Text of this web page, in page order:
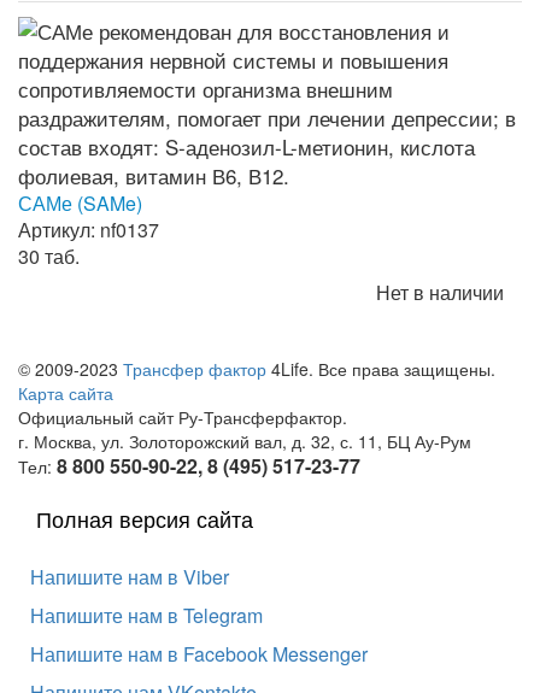
САМе (SAMe)
Артикул: nf0137
30 таб.
Нет в наличии
© 2009-2023 Трансфер фактор 4Life. Все права защищены.
Карта сайта
Официальный сайт Ру-Трансферфактор.
г. Москва, ул. Золоторожский вал, д. 32, с. 11, БЦ Ау-Рум
Тел: 8 800 550-90-22, 8 (495) 517-23-77
Полная версия сайта
Напишите нам в Viber
Напишите нам в Telegram
Напишите нам в Facebook Messenger